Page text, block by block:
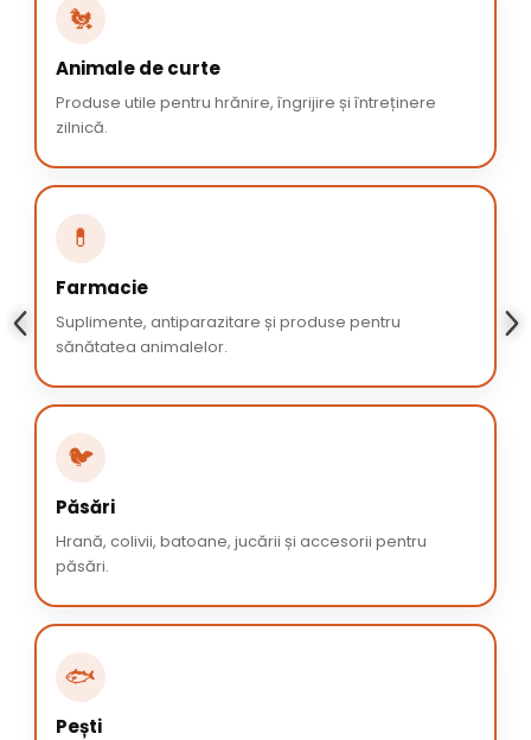
🐔
Animale de curte
Produse utile pentru hrănire, îngrijire și întreținere
zilnică.
💊
Farmacie
Suplimente, antiparazitare și produse pentru
sănătatea animalelor.
🐦
Păsări
Hrană, colivii, batoane, jucării și accesorii pentru
păsări.
🐟
Pești